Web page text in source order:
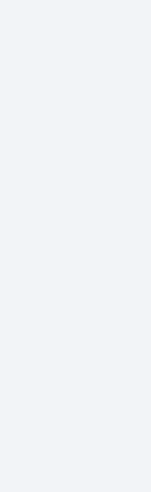
duy trì nhiệt độ
tuổi thọ của